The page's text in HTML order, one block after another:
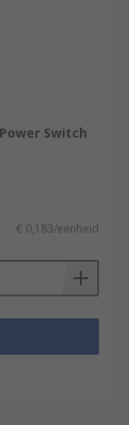
Switch
€ 0,183/eenheid